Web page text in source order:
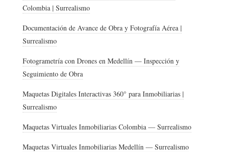
Colombia | Surrealismo
Documentación de Avance de Obra y Fotografía Aérea |
Surrealismo
Fotogrametría con Drones en Medellín — Inspección y
Seguimiento de Obra
Maquetas Digitales Interactivas 360° para Inmobiliarias |
Surrealismo
Maquetas Virtuales Inmobiliarias Colombia — Surrealismo
Maquetas Virtuales Inmobiliarias Medellín — Surrealismo